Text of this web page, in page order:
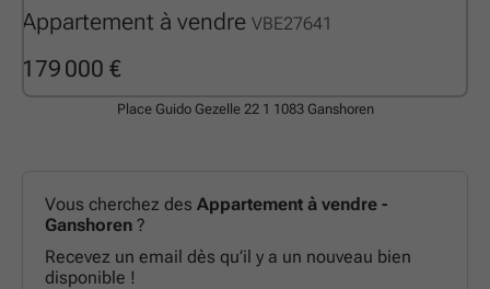
Appartement à vendre VBE27641
179 000 €
Place Guido Gezelle 22 1 1083 Ganshoren
Vous cherchez des Appartement à vendre -
Ganshoren ?
Recevez un email dès qu’il y a un nouveau bien
disponible !